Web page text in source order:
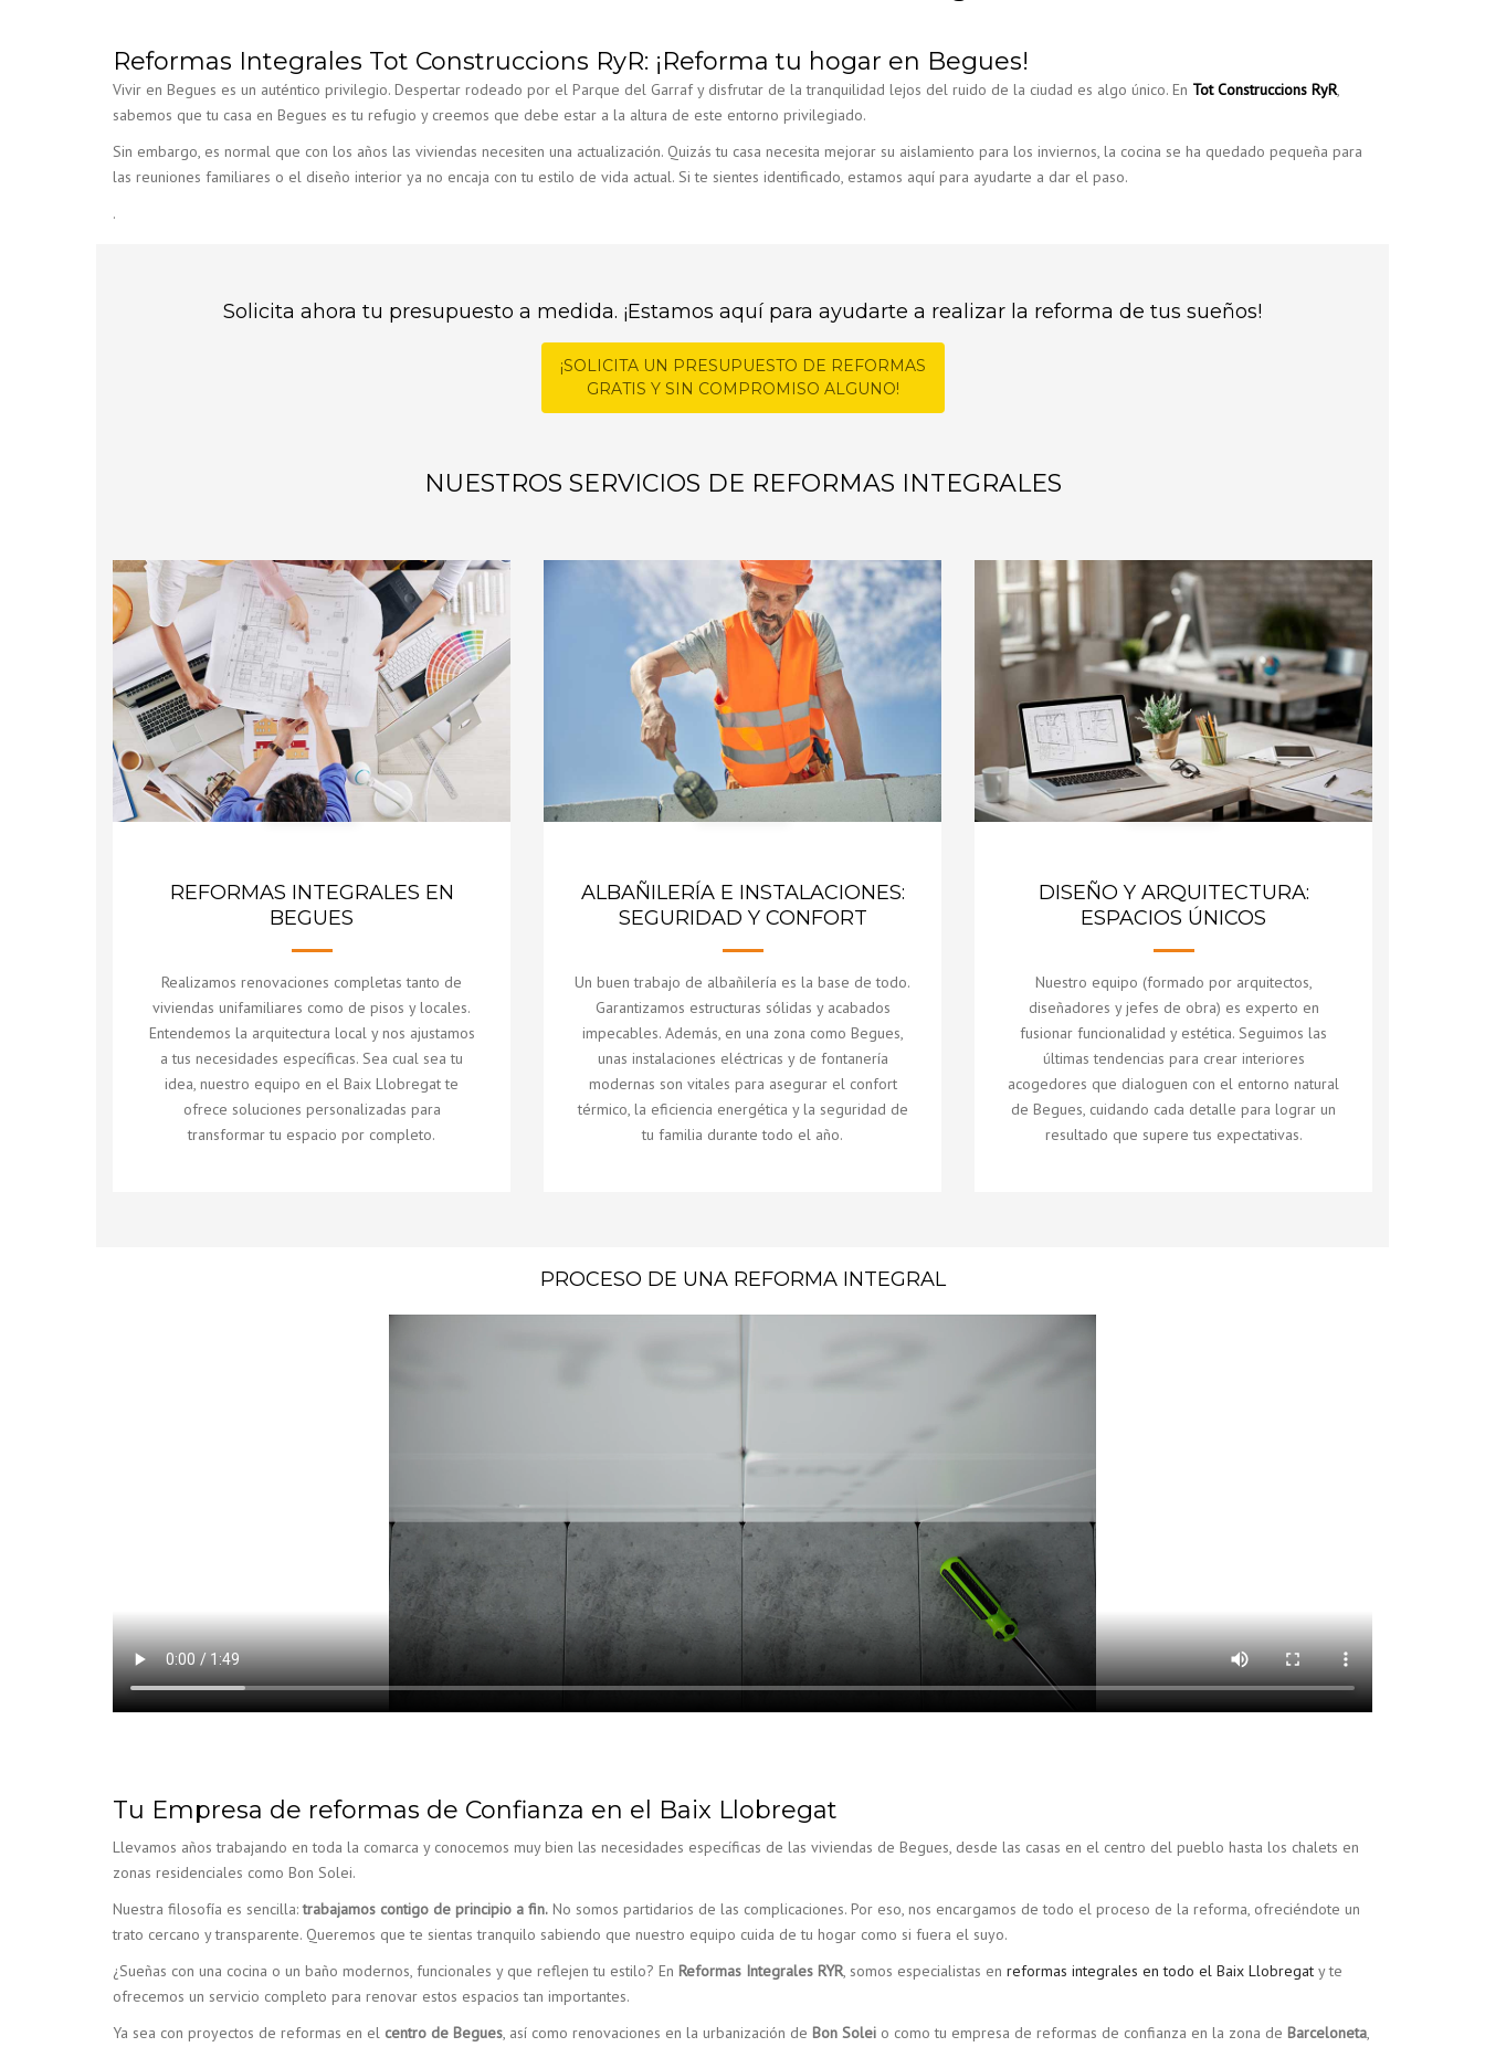
Reformas de Baños
Rehabilitación y Reformas de
de Casas
Guía Práctica: 5 Consejos
para reformar el baño en el
¿Abrir la Cocina al Salón en
tu Piso del Baix Llobregat?
para Revalorizar tu Vivienda
en Baix Llobregat y
Badalona : Todo lo que debes
IVA al 10% en Reformas
REFORMA INTEGRAL DE
TU HOGAR
RENOVANDO LOS
COLORES DE UNA OFICINA
Reformas Integrales Tot Construccions RyR: ¡Reforma tu hogar en Begues!
Vivir en Begues es un auténtico privilegio. Despertar rodeado por el Parque del Garraf y disfrutar de la tranquilidad lejos del ruido de la ciudad es algo único. En Tot Construccions RyR
sabemos que tu casa en Begues es tu refugio y creemos que debe estar a la altura de este entorno privilegiado.
Sin embargo, es normal que con los años las viviendas necesiten una actualización. Quizás tu casa necesita mejorar su aislamiento para los inviernos, la cocina se ha quedado pequeña para
las reuniones familiares o el diseño interior ya no encaja con tu estilo de vida actual. Si te sientes identificado, estamos aquí para ayudarte a dar el paso.
.
Solicita ahora tu presupuesto a medida. ¡Estamos aquí para ayudarte a realizar la reforma de tus sueños!
¡SOLICITA UN PRESUPUESTO DE REFORMAS
GRATIS Y SIN COMPROMISO ALGUNO!
NUESTROS SERVICIOS DE REFORMAS INTEGRALES
REFORMAS INTEGRALES EN
BEGUES
Realizamos renovaciones completas tanto de
viviendas unifamiliares como de pisos y locales.
Entendemos la arquitectura local y nos ajustamos
a tus necesidades específicas. Sea cual sea tu
idea, nuestro equipo en el Baix Llobregat te
ofrece soluciones personalizadas para
transformar tu espacio por completo.
ALBAÑILERÍA E INSTALACIONES:
SEGURIDAD Y CONFORT
Un buen trabajo de albañilería es la base de todo.
Garantizamos estructuras sólidas y acabados
impecables. Además, en una zona como Begues,
unas instalaciones eléctricas y de fontanería
modernas son vitales para asegurar el confort
térmico, la eficiencia energética y la seguridad de
tu familia durante todo el año.
DISEÑO Y ARQUITECTURA:
ESPACIOS ÚNICOS
Nuestro equipo (formado por arquitectos,
diseñadores y jefes de obra) es experto en
fusionar funcionalidad y estética. Seguimos las
últimas tendencias para crear interiores
acogedores que dialoguen con el entorno natural
de Begues, cuidando cada detalle para lograr un
resultado que supere tus expectativas.
PROCESO DE UNA REFORMA INTEGRAL
Tu Empresa de reformas de Confianza en el Baix Llobregat
Llevamos años trabajando en toda la comarca y conocemos muy bien las necesidades específicas de las viviendas de Begues, desde las casas en el centro del pueblo hasta los chalets en
zonas residenciales como Bon Solei.
Nuestra filosofía es sencilla:trabajamos contigo de principio a fin. No somos partidarios de las complicaciones. Por eso, nos encargamos de todo el proceso de la reforma, ofreciéndote un
trato cercano y transparente. Queremos que te sientas tranquilo sabiendo que nuestro equipo cuida de tu hogar como si fuera el suyo.
¿Sueñas con una cocina o un baño modernos, funcionales y que reflejen tu estilo? En Reformas Integrales RYR, somos especialistas en reformas integrales en todo el Baix Llobregat y te
ofrecemos un servicio completo para renovar estos espacios tan importantes.
Ya sea con proyectos de reformas en el centro de Begues, así como renovaciones en la urbanización de Bon Solei o como tu empresa de reformas de confianza en la zona de Barceloneta,